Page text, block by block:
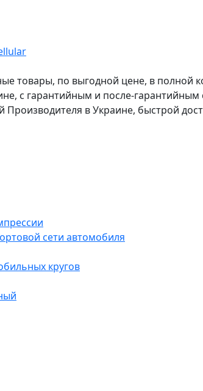
товары, по выгодной цене, в полной
с гарантийным и после-
Производителя в Украине, быстрой
сети автомобиля
кругов